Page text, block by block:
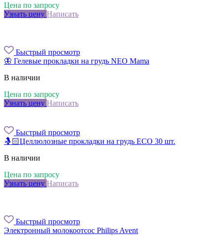
Цена по запросу
Узнать цену Написать
Быстрый просмотр
🦋 Гелевые прокладки на грудь NEO Mama
В наличии
Цена по запросу
Узнать цену Написать
Быстрый просмотр
🤱🏻Целлюлозные прокладки на грудь ECO 30 шт.
В наличии
Цена по запросу
Узнать цену Написать
Быстрый просмотр
Электронный молокоотсос Philips Avent